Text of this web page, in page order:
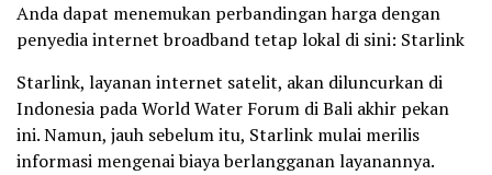
Anda dapat menemukan perbandingan harga dengan
penyedia internet broadband tetap lokal di sini: Starlink
Starlink, layanan internet satelit, akan diluncurkan di
Indonesia pada World Water Forum di Bali akhir pekan
ini. Namun, jauh sebelum itu, Starlink mulai merilis
informasi mengenai biaya berlangganan layanannya.